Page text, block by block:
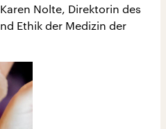
Nolte, Direktorin des
Ethik der Medizin der